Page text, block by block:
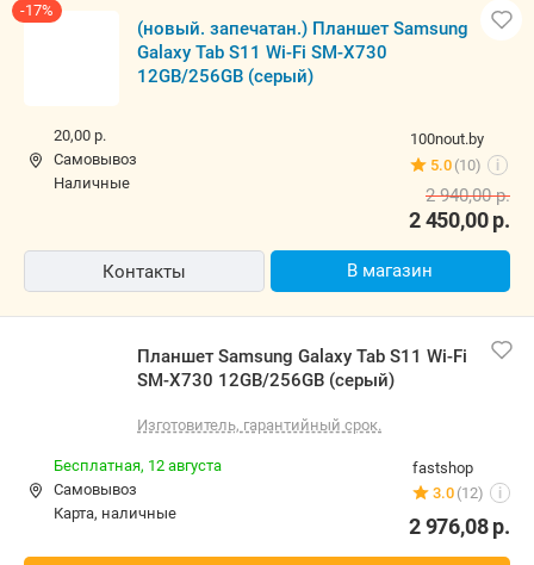
-17%
(новый. запечатан.) Планшет Samsung
Galaxy Tab S11 Wi-Fi SM-X730
12GB/256GB (серый)
100nout.by
5.0 (10) i
20,00 р.
Самовывоз
наличные
2 450,00р.
2 940,00р.
Контакты В магазин
Планшет Samsung Galaxy Tab S11 Wi-Fi
SM-X730 12GB/256GB (серый)
Изготовитель, гарантийный срок.
fastshop
3.0 (12) i
Бесплатная, 12 августа
Самовывоз
карта, наличные
2 976,08р.